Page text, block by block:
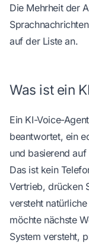
Die Mehrheit der
auf der Liste an.
Was ist ein
Ein KI-Voice-
beantwortet, ein
und basierend
Das ist kein
Vertrieb, drücken
versteht
möchte nächste
System versteht,